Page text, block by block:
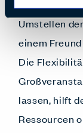
Umstellen
einem
Die
lassen, hilft
Ressourcen